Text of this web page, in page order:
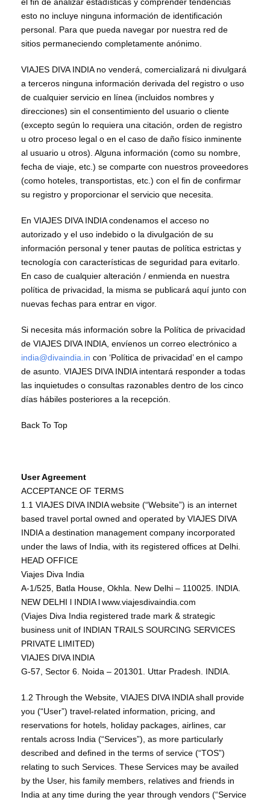
el fin de analizar estadísticas y comprender tendencias
esto no incluye ninguna información de identificación
personal. Para que pueda navegar por nuestra red de
sitios permaneciendo completamente anónimo.
VIAJES DIVA INDIA no venderá, comercializará ni divulgará
a terceros ninguna información derivada del registro o uso
de cualquier servicio en línea (incluidos nombres y
direcciones) sin el consentimiento del usuario o cliente
(excepto según lo requiera una citación, orden de registro
u otro proceso legal o en el caso de daño físico inminente
al usuario u otros). Alguna información (como su nombre,
fecha de viaje, etc.) se comparte con nuestros proveedores
(como hoteles, transportistas, etc.) con el fin de confirmar
su registro y proporcionar el servicio que necesita.
En VIAJES DIVA INDIA condenamos el acceso no
autorizado y el uso indebido o la divulgación de su
información personal y tener pautas de política estrictas y
tecnología con características de seguridad para evitarlo.
En caso de cualquier alteración / enmienda en nuestra
política de privacidad, la misma se publicará aquí junto con
nuevas fechas para entrar en vigor.
Si necesita más información sobre la Política de privacidad
de VIAJES DIVA INDIA, envíenos un correo electrónico a
india@divaindia.in con ‘Política de privacidad’ en el campo
de asunto. VIAJES DIVA INDIA intentará responder a todas
las inquietudes o consultas razonables dentro de los cinco
días hábiles posteriores a la recepción.
Back To Top
User Agreement
ACCEPTANCE OF TERMS
1.1 VIAJES DIVA INDIA website (“Website”) is an internet
based travel portal owned and operated by VIAJES DIVA
INDIA a destination management company incorporated
under the laws of India, with its registered offices at Delhi.
HEAD OFFICE
Viajes Diva India
A-1/525, Batla House, Okhla. New Delhi – 110025. INDIA.
NEW DELHI l INDIA l www.viajesdivaindia.com
(Viajes Diva India registered trade mark & strategic
business unit of INDIAN TRAILS SOURCING SERVICES
PRIVATE LIMITED)
VIAJES DIVA INDIA
G-57, Sector 6. Noida – 201301. Uttar Pradesh. INDIA.
1.2 Through the Website, VIAJES DIVA INDIA shall provide
you (“User”) travel-related information, pricing, and
reservations for hotels, holiday packages, airlines, car
rentals across India (“Services”), as more particularly
described and defined in the terms of service (“TOS”)
relating to such Services. These Services may be availed
by the User, his family members, relatives and friends in
India at any time during the year through vendors (“Service